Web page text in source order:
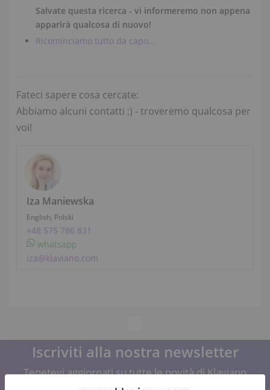
Salvate questa ricerca - vi informeremo non appena
apparirà qualcosa di nuovo!
Ricominciamo tutto da capo...
Fateci sapere cosa cercate:
Abbiamo alcuni contatti ;) - troveremo qualcosa per
voi!
Iza Maniewska
English, Polski
+48 575 786 831
whatsapp
iza@klaviano.com
Iscriviti alla nostra newsletter
Tenetevi aggiornati su tutte le novità di Klaviano